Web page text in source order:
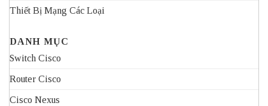
Thiết Bị Mạng Các Loại
DANH MỤC
Switch Cisco
Router Cisco
Cisco Nexus